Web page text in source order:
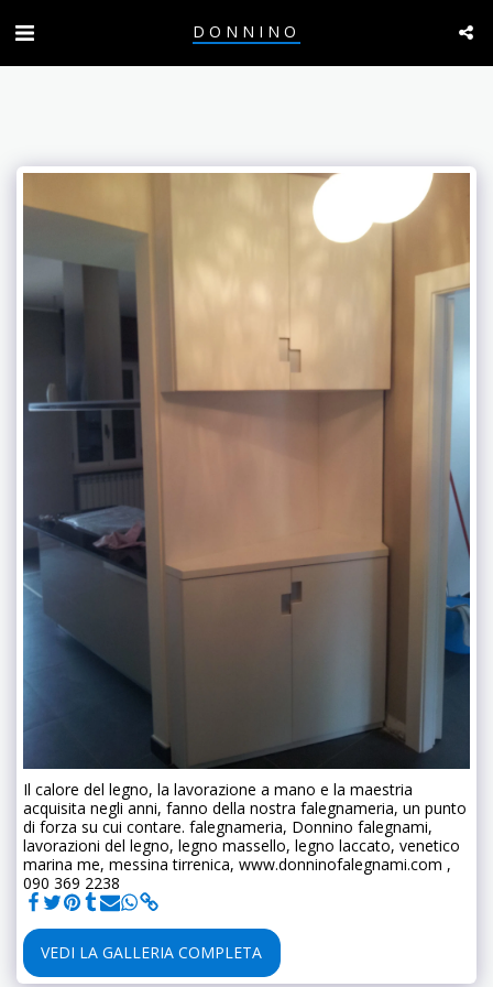
DONNINO
Il calore del legno, la lavorazione a mano e la maestria
acquisita negli anni, fanno della nostra falegnameria, un punto
di forza su cui contare. falegnameria, Donnino falegnami,
lavorazioni del legno, legno massello, legno laccato, venetico
marina me, messina tirrenica, www.donninofalegnami.com ,
090 369 2238
VEDI LA GALLERIA COMPLETA